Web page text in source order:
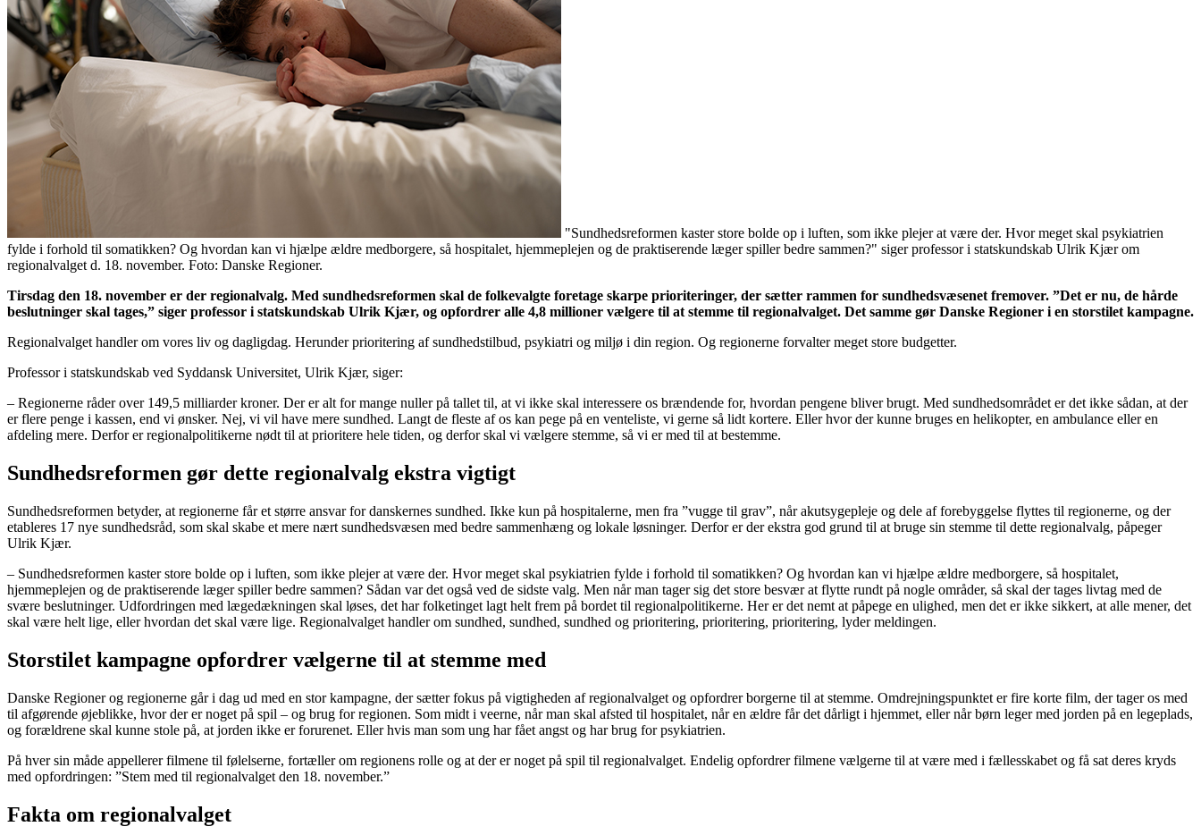
"Sundhedsreformen kaster store bolde op i luften, som ikke plejer at være der. Hvor meget skal psykiatrien
fylde i forhold til somatikken? Og hvordan kan vi hjælpe ældre medborgere, så hospitalet, hjemmeplejen og de praktiserende læger spiller bedre sammen?" siger professor i statskundskab Ulrik Kjær om
regionalvalget d. 18. november. Foto: Danske Regioner.
Tirsdag den 18. november er der regionalvalg. Med sundhedsreformen skal de folkevalgte foretage skarpe prioriteringer, der sætter rammen for sundhedsvæsenet fremover. ”Det er nu, de hårde
beslutninger skal tages,” siger professor i statskundskab Ulrik Kjær, og opfordrer alle 4,8 millioner vælgere til at stemme til regionalvalget. Det samme gør Danske Regioner i en storstilet kampagne.
Regionalvalget handler om vores liv og dagligdag. Herunder prioritering af sundhedstilbud, psykiatri og miljø i din region. Og regionerne forvalter meget store budgetter.
Professor i statskundskab ved Syddansk Universitet, Ulrik Kjær, siger:
– Regionerne råder over 149,5 milliarder kroner. Der er alt for mange nuller på tallet til, at vi ikke skal interessere os brændende for, hvordan pengene bliver brugt. Med sundhedsområdet er det ikke sådan, at der
er flere penge i kassen, end vi ønsker. Nej, vi vil have mere sundhed. Langt de fleste af os kan pege på en venteliste, vi gerne så lidt kortere. Eller hvor der kunne bruges en helikopter, en ambulance eller en
afdeling mere. Derfor er regionalpolitikerne nødt til at prioritere hele tiden, og derfor skal vi vælgere stemme, så vi er med til at bestemme.
Sundhedsreformen gør dette regionalvalg ekstra vigtigt
Sundhedsreformen betyder, at regionerne får et større ansvar for danskernes sundhed. Ikke kun på hospitalerne, men fra ”vugge til grav”, når akutsygepleje og dele af forebyggelse flyttes til regionerne, og der
etableres 17 nye sundhedsråd, som skal skabe et mere nært sundhedsvæsen med bedre sammenhæng og lokale løsninger. Derfor er der ekstra god grund til at bruge sin stemme til dette regionalvalg, påpeger
Ulrik Kjær.
– Sundhedsreformen kaster store bolde op i luften, som ikke plejer at være der. Hvor meget skal psykiatrien fylde i forhold til somatikken? Og hvordan kan vi hjælpe ældre medborgere, så hospitalet,
hjemmeplejen og de praktiserende læger spiller bedre sammen? Sådan var det også ved de sidste valg. Men når man tager sig det store besvær at flytte rundt på nogle områder, så skal der tages livtag med de
svære beslutninger. Udfordringen med lægedækningen skal løses, det har folketinget lagt helt frem på bordet til regionalpolitikerne. Her er det nemt at påpege en ulighed, men det er ikke sikkert, at alle mener, det
skal være helt lige, eller hvordan det skal være lige. Regionalvalget handler om sundhed, sundhed, sundhed og prioritering, prioritering, prioritering, lyder meldingen.
Storstilet kampagne opfordrer vælgerne til at stemme med
Danske Regioner og regionerne går i dag ud med en stor kampagne, der sætter fokus på vigtigheden af regionalvalget og opfordrer borgerne til at stemme. Omdrejningspunktet er fire korte film, der tager os med
til afgørende øjeblikke, hvor der er noget på spil – og brug for regionen. Som midt i veerne, når man skal afsted til hospitalet, når en ældre får det dårligt i hjemmet, eller når børn leger med jorden på en legeplads,
og forældrene skal kunne stole på, at jorden ikke er forurenet. Eller hvis man som ung har fået angst og har brug for psykiatrien.
På hver sin måde appellerer filmene til følelserne, fortæller om regionens rolle og at der er noget på spil til regionalvalget. Endelig opfordrer filmene vælgerne til at være med i fællesskabet og få sat deres kryds
med opfordringen: ”Stem med til regionalvalget den 18. november.”
Fakta om regionalvalget